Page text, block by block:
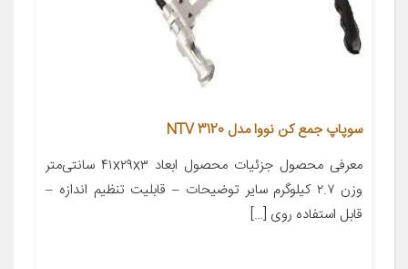
سوپاپ جمع کن نووا مدل NTV 3120
معرفی محصول جزئیات محصول ابعاد ۴۱x۲۹x۳ سانتی‌متر
وزن ۲.۷ کیلوگرم سایر توضیحات – قابلیت تنظیم اندازه –
قابل استفاده روی […]